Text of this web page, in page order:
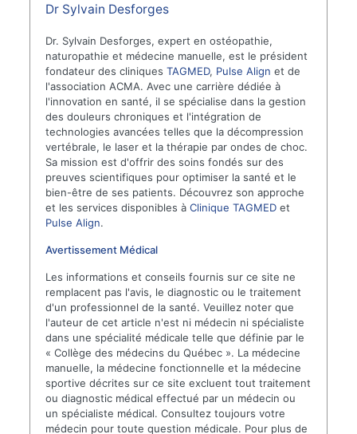
Dr Sylvain Desforges
Dr. Sylvain Desforges, expert en ostéopathie,
naturopathie et médecine manuelle, est le président
fondateur des cliniquesTAGMED, Pulse Align et de
l'association ACMA. Avec une carrière dédiée à
l'innovation en santé, il se spécialise dans la gestion
des douleurs chroniques et l'intégration de
technologies avancées telles que la décompression
vertébrale, le laser et la thérapie par ondes de choc.
Sa mission est d'offrir des soins fondés sur des
preuves scientifiques pour optimiser la santé et le
bien-être de ses patients. Découvrez son approche
et les services disponibles àClinique TAGMED et
Pulse Align.
Avertissement Médical
Les informations et conseils fournis sur ce site ne
remplacent pas l'avis, le diagnostic ou le traitement
d'un professionnel de la santé. Veuillez noter que
l'auteur de cet article n'est ni médecin ni spécialiste
dans une spécialité médicale telle que définie par le
« Collège des médecins du Québec ». La médecine
manuelle, la médecine fonctionnelle et la médecine
sportive décrites sur ce site excluent tout traitement
ou diagnostic médical effectué par un médecin ou
un spécialiste médical. Consultez toujours votre
médecin pour toute question médicale. Pour plus de